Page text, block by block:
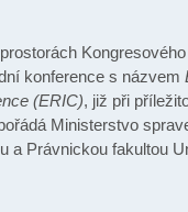
konference s názvem
(ERIC), již při
Ministerstvo
a Právnickou fakultou